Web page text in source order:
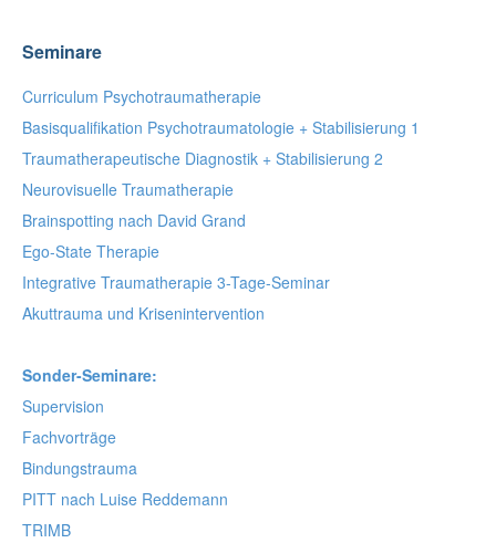
Seminare
Curriculum Psychotraumatherapie
Basisqualifikation Psychotraumatologie + Stabilisierung 1
Traumatherapeutische Diagnostik + Stabilisierung 2
Neurovisuelle Traumatherapie
Brainspotting nach David Grand
Ego-State Therapie
Integrative Traumatherapie 3-Tage-Seminar
Akuttrauma und Krisenintervention
Sonder-Seminare:
Supervision
Fachvorträge
Bindungstrauma
PITT nach Luise Reddemann
TRIMB